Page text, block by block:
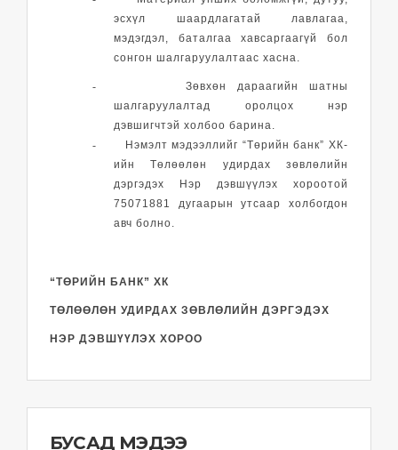
эсхүл шаардлагатай лавлагаа,
мэдэгдэл, баталгаа хавсаргаагүй бол
сонгон шалгаруулалтаас хасна.
-
Зөвхөн дараагийн шатны
шалгаруулалтад оролцох нэр
дэвшигчтэй холбоо барина.
-
Нэмэлт мэдээллийг “Төрийн банк” ХК-
ийн Төлөөлөн удирдах зөвлөлийн
дэргэдэх Нэр дэвшүүлэх хороотой
75071881 дугаарын утсаар холбогдон
авч болно.
“ТӨРИЙН БАНК” ХК
ТӨЛӨӨЛӨН УДИРДАХ ЗӨВЛӨЛИЙН ДЭРГЭДЭХ
НЭР ДЭВШҮҮЛЭХ ХОРОО
БУСАД МЭДЭЭ